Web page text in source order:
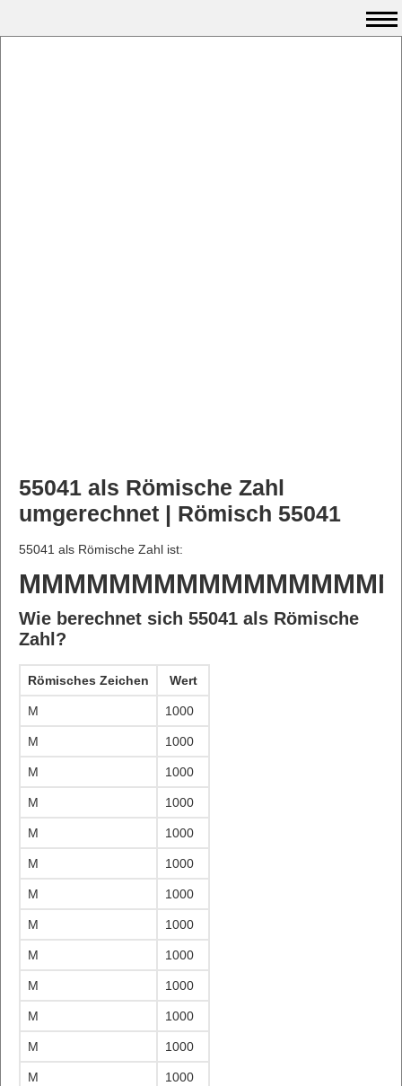
55041 als Römische Zahl
umgerechnet | Römisch 55041
55041 als Römische Zahl ist:
Wie berechnet sich 55041 als Römische
Zahl?
Römisches Zeichen Wert
M 1000
M 1000
M 1000
M 1000
M 1000
M 1000
M 1000
M 1000
M 1000
M 1000
M 1000
M 1000
M 1000